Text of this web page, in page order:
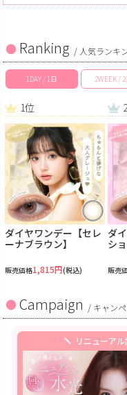
Ranking / 人気ランキ
1DAY / 1日 2WEEK /
1位
ダイヤワンデー【セレ
ーナブラウン】
販売価格1,815円(税込)
ダ
シ
販売
Campaign / キャン
リニューア